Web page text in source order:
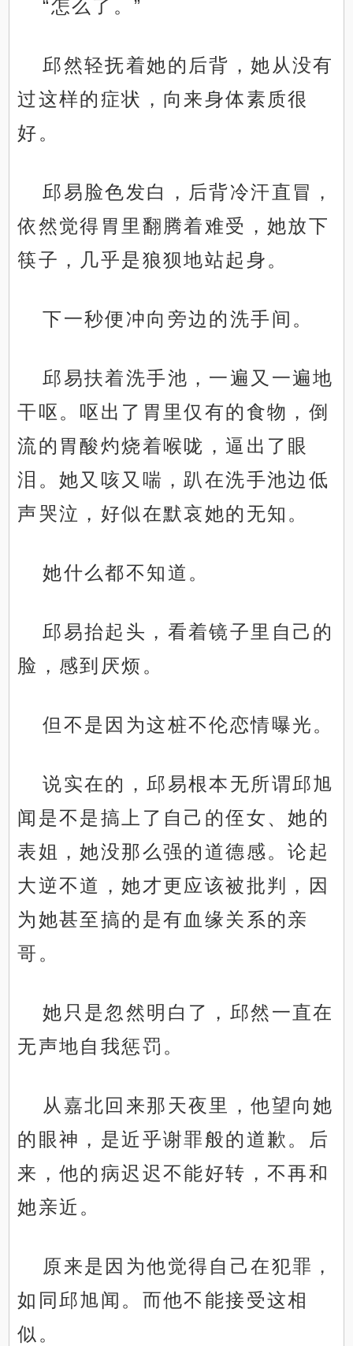
“怎么了。”
邱然轻抚着她的后背，她从没有
过这样的症状，向来身体素质很
好。
邱易脸色发白，后背冷汗直冒，
依然觉得胃里翻腾着难受，她放下
筷子，几乎是狼狈地站起身。
下一秒便冲向旁边的洗手间。
邱易扶着洗手池，一遍又一遍地
干呕。呕出了胃里仅有的食物，倒
流的胃酸灼烧着喉咙，逼出了眼
泪。她又咳又喘，趴在洗手池边低
声哭泣，好似在默哀她的无知。
她什么都不知道。
邱易抬起头，看着镜子里自己的
脸，感到厌烦。
但不是因为这桩不伦恋情曝光。
说实在的，邱易根本无所谓邱旭
闻是不是搞上了自己的侄女、她的
表姐，她没那么强的道德感。论起
大逆不道，她才更应该被批判，因
为她甚至搞的是有血缘关系的亲
哥。
她只是忽然明白了，邱然一直在
无声地自我惩罚。
从嘉北回来那天夜里，他望向她
的眼神，是近乎谢罪般的道歉。后
来，他的病迟迟不能好转，不再和
她亲近。
原来是因为他觉得自己在犯罪，
如同邱旭闻。而他不能接受这相
似。